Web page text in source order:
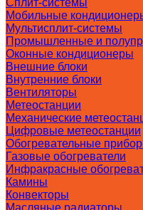
Сплит-системы
Мобильные
Мультисплит-системы
Промышленные и
Оконные кондиционеры
Внешние блоки
Внутренние блоки
Вентиляторы
Метеостанции
Механические
Цифровые метеостанции
Обогревательные
Газовые обогреватели
Инфракрасные
Камины
Конвекторы
Масляные радиаторы